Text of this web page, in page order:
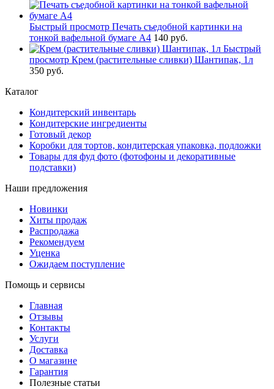
Быстрый просмотр Печать съедобной картинки на
тонкой вафельной бумаге А4 140 руб.
Быстрый
просмотр Крем (растительные сливки) Шантипак, 1л
350 руб.
Каталог
Кондитерский инвентарь
Кондитерские ингредиенты
Готовый декор
Коробки для тортов, кондитерская упаковка, подложки
Товары для фуд фото (фотофоны и декоративные
подставки)
Наши предложения
Новинки
Хиты продаж
Распродажа
Рекомендуем
Уценка
Ожидаем поступление
Помощь и сервисы
Главная
Отзывы
Контакты
Услуги
Доставка
О магазине
Гарантия
Полезные статьи